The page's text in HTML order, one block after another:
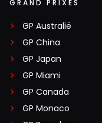
GRAND PRIXES
GP Australië
GP China
GP Japan
GP Miami
GP Canada
GP Monaco